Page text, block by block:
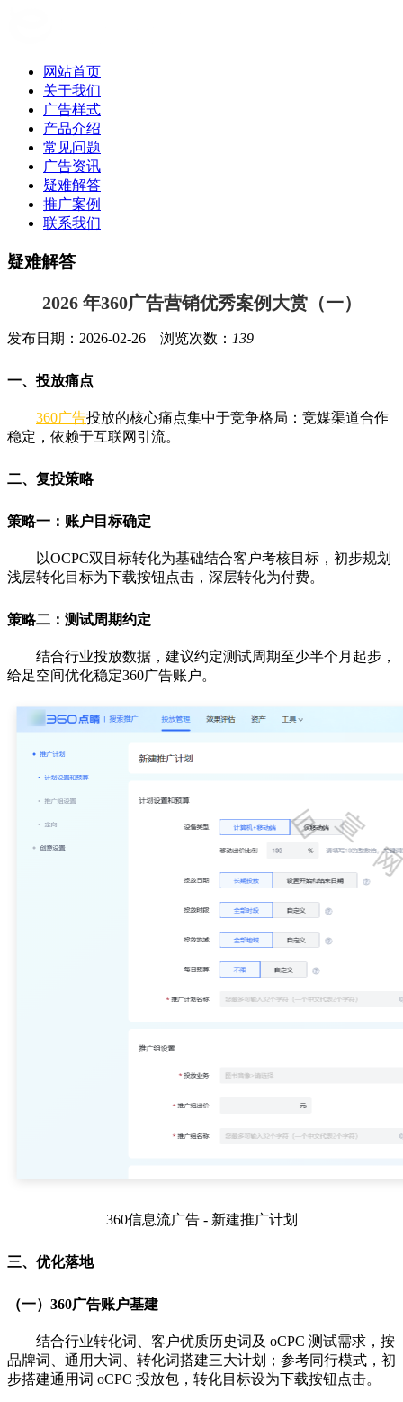
网站首页
关于我们
广告样式
产品介绍
常见问题
广告资讯
疑难解答
推广案例
联系我们
疑难解答
2026 年360广告营销优秀案例大赏（一）
发布日期：2026-02-26 浏览次数： 139
一、投放痛点
360广告投放的核心痛点集中于竞争格局：竞媒渠道合作
稳定，依赖于互联网引流。
二、复投策略
策略一：账户目标确定
以OCPC双目标转化为基础结合客户考核目标，初步规划
浅层转化目标为下载按钮点击，深层转化为付费。
策略二：测试周期约定
结合行业投放数据，建议约定测试周期至少半个月起步，
给足空间优化稳定360广告账户。
360信息流广告 - 新建推广计划
三、优化落地
（一）360广告账户基建
结合行业转化词、客户优质历史词及 oCPC 测试需求，按
品牌词、通用大词、转化词搭建三大计划；参考同行模式，初
步搭建通用词 oCPC 投放包，转化目标设为下载按钮点击。